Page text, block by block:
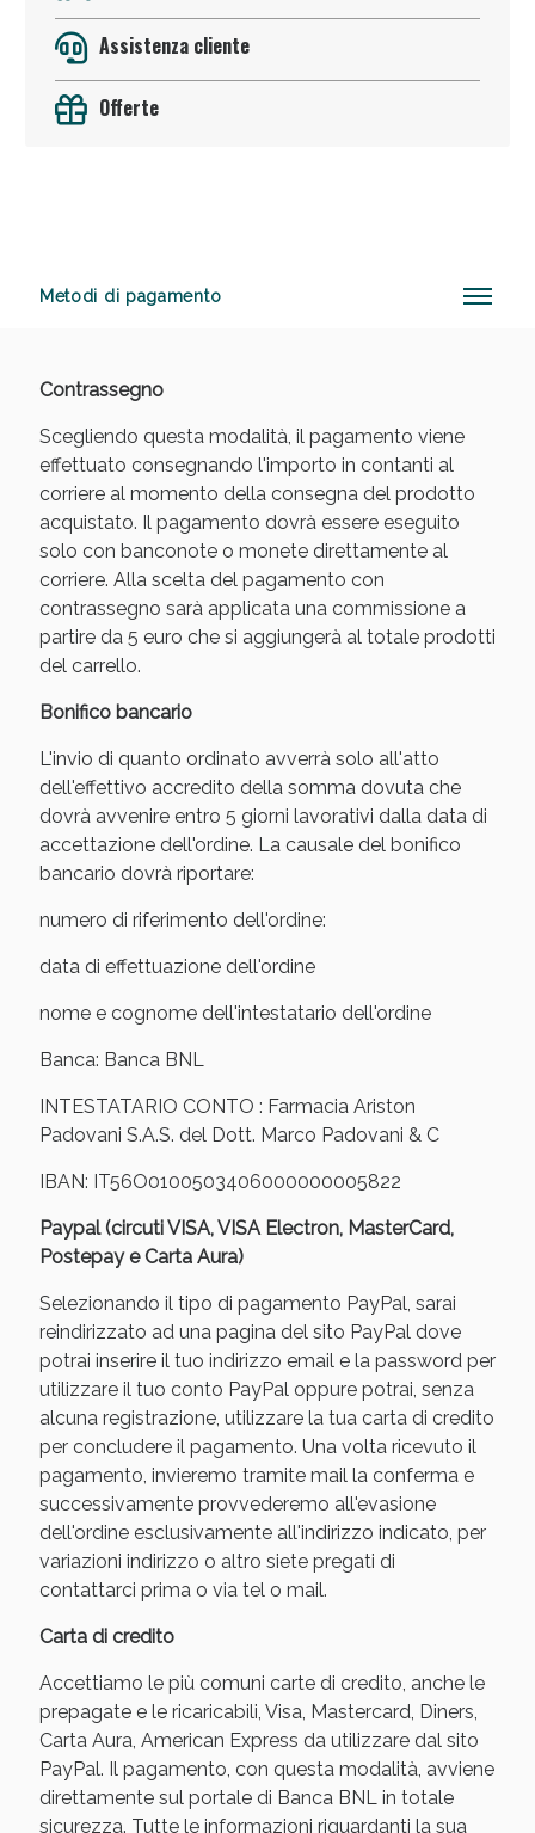
Assistenza cliente
Offerte
Metodi di pagamento
Contrassegno
Scegliendo questa modalità, il pagamento viene
effettuato consegnando l'importo in contanti al
corriere al momento della consegna del prodotto
acquistato. Il pagamento dovrà essere eseguito
solo con banconote o monete direttamente al
corriere. Alla scelta del pagamento con
contrassegno sarà applicata una commissione a
partire da 5 euro che si aggiungerà al totale prodotti
del carrello.
Bonifico bancario
L'invio di quanto ordinato avverrà solo all'atto
dell'effettivo accredito della somma dovuta che
dovrà avvenire entro 5 giorni lavorativi dalla data di
accettazione dell'ordine. La causale del bonifico
bancario dovrà riportare:
numero di riferimento dell'ordine:
data di effettuazione dell'ordine
nome e cognome dell'intestatario dell'ordine
Banca: Banca BNL
INTESTATARIO CONTO : Farmacia Ariston
Padovani S.A.S. del Dott. Marco Padovani & C
IBAN: IT56O0100503406000000005822
Paypal (circuti VISA, VISA Electron, MasterCard,
Postepay e Carta Aura)
Selezionando il tipo di pagamento PayPal, sarai
reindirizzato ad una pagina del sito PayPal dove
potrai inserire il tuo indirizzo email e la password per
utilizzare il tuo conto PayPal oppure potrai, senza
alcuna registrazione, utilizzare la tua carta di credito
per concludere il pagamento. Una volta ricevuto il
pagamento, invieremo tramite mail la conferma e
successivamente provvederemo all'evasione
dell'ordine esclusivamente all'indirizzo indicato, per
variazioni indirizzo o altro siete pregati di
contattarci prima o via tel o mail.
Carta di credito
Accettiamo le più comuni carte di credito, anche le
prepagate e le ricaricabili, Visa, Mastercard, Diners,
Carta Aura, American Express da utilizzare dal sito
PayPal. Il pagamento, con questa modalità, avviene
direttamente sul portale di Banca BNL in totale
sicurezza. Tutte le informazioni riguardanti la sua
Sconto fino al 55% disponibile oggi!
Vie Urinarie e Prostata: Sconti fino al 45% oggi!
Benessere Intestinale: Sconto fino al 55% valido